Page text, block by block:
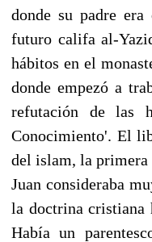
donde su padre
futuro califa al-
hábitos en el
donde empezó a
refutación de las
Conocimiento'. El
del islam, la
Juan consideraba
la doctrina cristiana
Había un